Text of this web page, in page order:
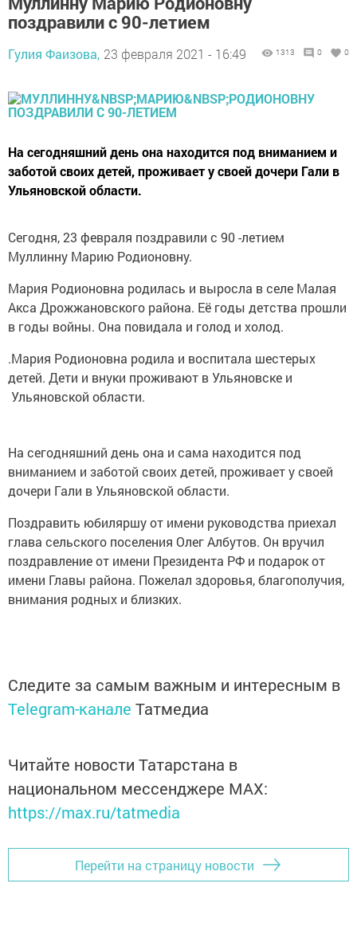
поздравили с 90-летием
Гулия Фаизова, 23 февраля 2021 - 16:49 1313 0 0
На сегодняшний день она находится под вниманием и
заботой своих детей, проживает у своей дочери Гали в
Ульяновской области.
Сегодня, 23 февраля поздравили с 90 -летием
Муллинну Марию Родионовну.
Мария Родионовна родилась и выросла в селе Малая
Акса Дрожжановского района. Её годы детства прошли
в годы войны. Она повидала и голод и холод.
.Мария Родионовна родила и воспитала шестерых
детей. Дети и внуки проживают в Ульяновске и
Ульяновской области.
На сегодняшний день она и сама находится под
вниманием и заботой своих детей, проживает у своей
дочери Гали в Ульяновской области.
Поздравить юбиляршу от имени руководства приехал
глава сельского поселения Олег Албутов. Он вручил
поздравление от имени Президента РФ и подарок от
имени Главы района. Пожелал здоровья, благополучия,
внимания родных и близких.
Следите за самым важным и интересным в
Telegram-канале Татмедиа
Читайте новости Татарстана в
национальном мессенджере MАХ:
https://max.ru/tatmedia
Перейти на страницу новости